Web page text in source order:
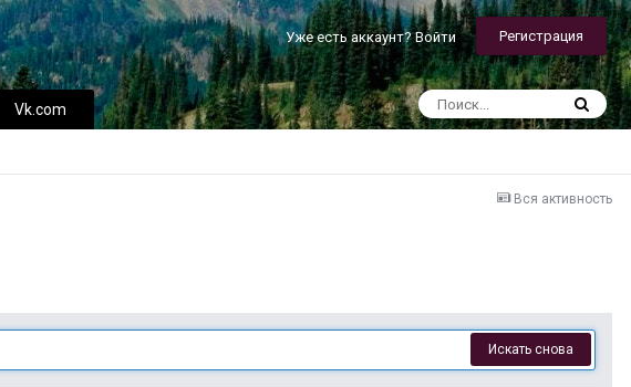
Уже есть аккаунт? Войти Регистрация
Vk.com
Вся активность
Искать снова